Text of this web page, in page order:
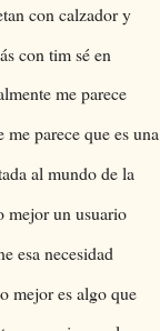
con calzador y
con tim sé en
me parece
parece que es una
al mundo de la
mejor un usuario
esa necesidad
mejor es algo que